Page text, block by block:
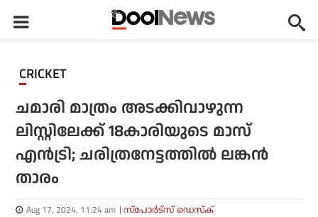
CRICKET
ചമാരി മാത്രം അടക്കിവാഴുന്ന
ലിസ്റ്റിലേക്ക് 18കാരിയുടെ മാസ്
എന്‍ട്രി; ചരിത്രനേട്ടത്തില്‍ ലങ്കന്‍
താരം
Aug 17, 2024, 11:24 am സ്പോര്‍ട്സ് ഡെസ്‌ക്